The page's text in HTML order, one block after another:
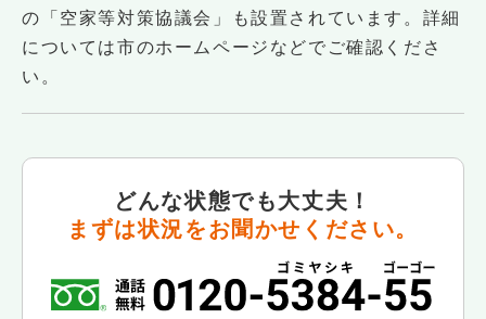
の「空家等対策協議会」も設置されています。詳細
については市のホームページなどでご確認くださ
い。
どんな状態でも大丈夫！
まずは状況をお聞かせください。